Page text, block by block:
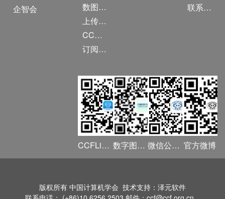
企智会
数图编审委员会
上传/发布作品
CCF DL Focus
订阅《计算》
联系我们
CCFLink APP 数字图书馆 微信公众号 官方微博
版权所有 中国计算机学会 技术支持：泽元软件